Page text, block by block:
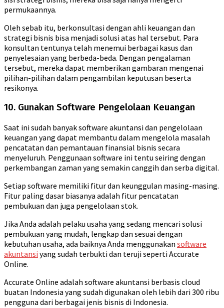
permukaannya.
Oleh sebab itu, berkonsultasi dengan ahli keuangan dan
strategi bisnis bisa menjadi solusi atas hal tersebut. Para
konsultan tentunya telah menemui berbagai kasus dan
penyelesaian yang berbeda-beda. Dengan pengalaman
tersebut, mereka dapat memberikan gambaran mengenai
pilihan-pilihan dalam pengambilan keputusan beserta
resikonya.
10. Gunakan Software Pengelolaan Keuangan
Saat ini sudah banyak software akuntansi dan pengelolaan
keuangan yang dapat membantu dalam mengelola masalah
pencatatan dan pemantauan finansial bisnis secara
menyeluruh. Penggunaan software ini tentu seiring dengan
perkembangan zaman yang semakin canggih dan serba digital.
Setiap software memiliki fitur dan keunggulan masing-masing.
Fitur paling dasar biasanya adalah fitur pencatatan
pembukuan dan juga pengelolaan stok.
Jika Anda adalah pelaku usaha yang sedang mencari solusi
pembukuan yang mudah, lengkap dan sesuai dengan
kebutuhan usaha, ada baiknya Anda menggunakan software
akuntansi yang sudah terbukti dan teruji seperti Accurate
Online.
Accurate Online adalah software akuntansi berbasis cloud
buatan Indonesia yang sudah digunakan oleh lebih dari 300 ribu
pengguna dari berbagai jenis bisnis di Indonesia.